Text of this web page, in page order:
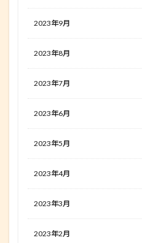
2023年9月
2023年8月
2023年7月
2023年6月
2023年5月
2023年4月
2023年3月
2023年2月